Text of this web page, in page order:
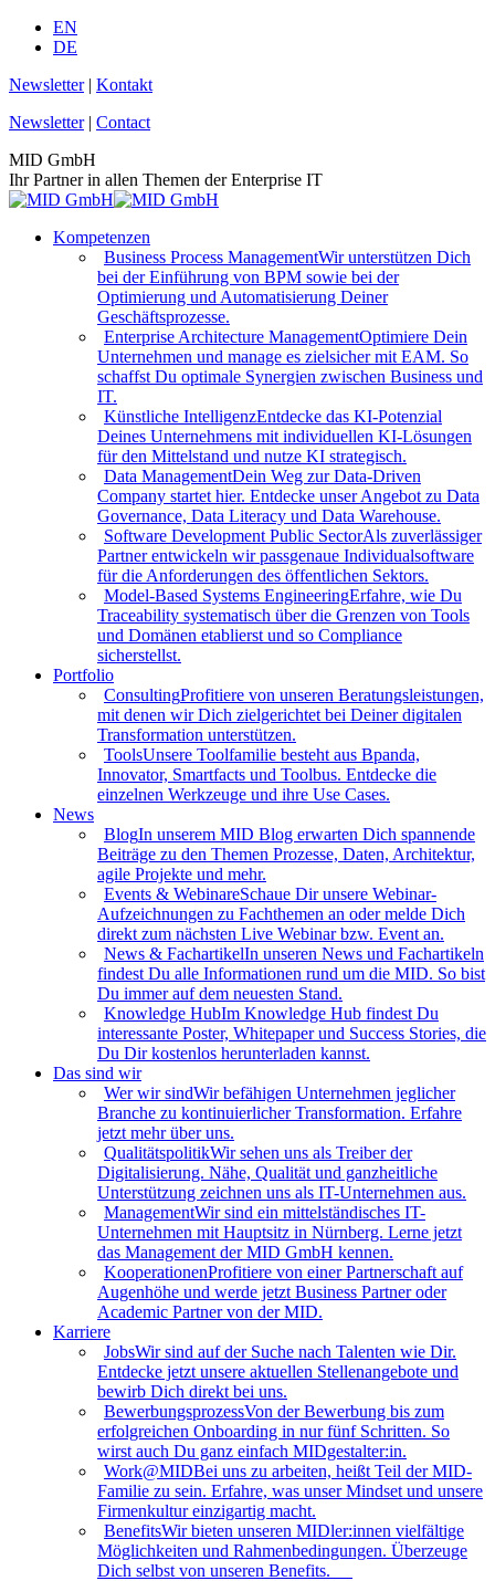
Zum
Inhalt
EN
DE
Newsletter| Kontakt
Newsletter| Contact
MID GmbH
Ihr Partner in allen Themen der Enterprise IT
Kompetenzen
Business Process ManagementWir unterstützen Dich
bei der Einführung von BPM sowie bei der
Optimierung und Automatisierung Deiner
Geschäftsprozesse.
Enterprise Architecture ManagementOptimiere Dein
Unternehmen und manage es zielsicher mit EAM. So
schaffst Du optimale Synergien zwischen Business und
IT.
Künstliche IntelligenzEntdecke das KI-Potenzial
Deines Unternehmens mit individuellen KI-Lösungen
für den Mittelstand und nutze KI strategisch.
Data ManagementDein Weg zur Data-Driven
Company startet hier. Entdecke unser Angebot zu Data
Governance, Data Literacy und Data Warehouse.
Software Development Public SectorAls zuverlässiger
Partner entwickeln wir passgenaue Individualsoftware
für die Anforderungen des öffentlichen Sektors.
Model-Based Systems EngineeringErfahre, wie Du
Traceability systematisch über die Grenzen von Tools
und Domänen etablierst und so Compliance
sicherstellst.
Portfolio
ConsultingProfitiere von unseren Beratungsleistungen,
mit denen wir Dich zielgerichtet bei Deiner digitalen
Transformation unterstützen.
ToolsUnsere Toolfamilie besteht aus Bpanda,
Innovator, Smartfacts und Toolbus. Entdecke die
einzelnen Werkzeuge und ihre Use Cases.
News
BlogIn unserem MID Blog erwarten Dich spannende
Beiträge zu den Themen Prozesse, Daten, Architektur,
agile Projekte und mehr.
Events & WebinareSchaue Dir unsere Webinar-
Aufzeichnungen zu Fachthemen an oder melde Dich
direkt zum nächsten Live Webinar bzw. Event an.
News & FachartikelIn unseren News und Fachartikeln
findest Du alle Informationen rund um die MID. So bist
Du immer auf dem neuesten Stand.
Knowledge HubIm Knowledge Hub findest Du
interessante Poster, Whitepaper und Success Stories, die
Du Dir kostenlos herunterladen kannst.
Das sind wir
Wer wir sindWir befähigen Unternehmen jeglicher
Branche zu kontinuierlicher Transformation. Erfahre
jetzt mehr über uns.
QualitätspolitikWir sehen uns als Treiber der
Digitalisierung. Nähe, Qualität und ganzheitliche
Unterstützung zeichnen uns als IT-Unternehmen aus.
ManagementWir sind ein mittelständisches IT-
Unternehmen mit Hauptsitz in Nürnberg. Lerne jetzt
das Management der MID GmbH kennen.
KooperationenProfitiere von einer Partnerschaft auf
Augenhöhe und werde jetzt Business Partner oder
Academic Partner von der MID.
Karriere
JobsWir sind auf der Suche nach Talenten wie Dir.
Entdecke jetzt unsere aktuellen Stellenangebote und
bewirb Dich direkt bei uns.
BewerbungsprozessVon der Bewerbung bis zum
erfolgreichen Onboarding in nur fünf Schritten. So
wirst auch Du ganz einfach MIDgestalter:in.
Work@MIDBei uns zu arbeiten, heißt Teil der MID-
Familie zu sein. Erfahre, was unser Mindset und unsere
Firmenkultur einzigartig macht.
BenefitsWir bieten unseren MIDler:innen vielfältige
Möglichkeiten und Rahmenbedingungen. Überzeuge
Dich selbst von unseren Benefits.